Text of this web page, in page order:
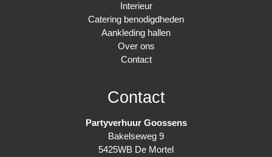
Interieur
Catering benodigdheden
Aankleding hallen
Over ons
Contact
Contact
Partyverhuur Goossens
Bakelseweg 9
5425WB De Mortel